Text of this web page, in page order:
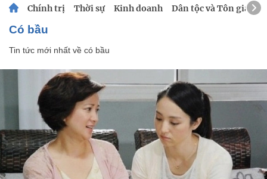
Chính trị Thời sự Kinh doanh Dân tộc và Tôn giáo
có bầu
Tin tức mới nhất về có bầu